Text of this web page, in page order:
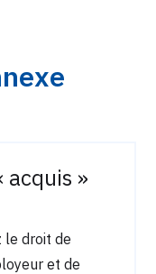
»
le droit de
et de